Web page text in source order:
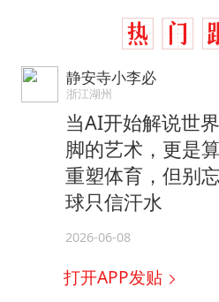
静安寺小李必
浙江湖州
当AI开始解说世
脚的艺术，更是
重塑体育，但别
球只信汗水
2026-06-08
打开APP发贴